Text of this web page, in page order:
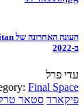
ב-2022
עדי פרל
Final Space
פיקארד סטאר